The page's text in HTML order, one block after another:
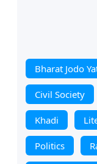
Bharat Jodo
Civil Society
Khadi
Politics